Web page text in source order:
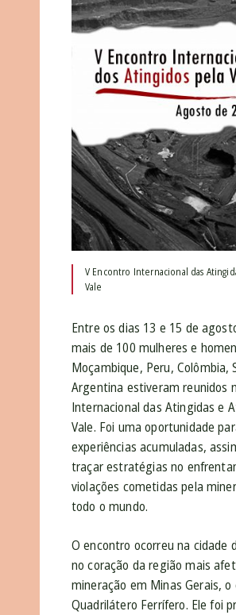
V Encontro Internacional das
Vale
Entre os dias 13 e 15 de
mais de 100 mulheres e
Moçambique, Peru, Colômbia,
Argentina estiveram reunidos
Internacional das Atingidas e
Vale. Foi uma oportunidade
experiências acumuladas,
traçar estratégias no
violações cometidas pela
todo o mundo.
O encontro ocorreu na cidade
no coração da região mais
mineração em Minas Gerais, o
Quadrilátero Ferrífero. Ele foi